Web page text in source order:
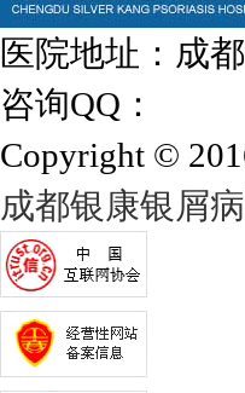
医院地址：成
咨询QQ：
Copyright ©
成都银康银屑